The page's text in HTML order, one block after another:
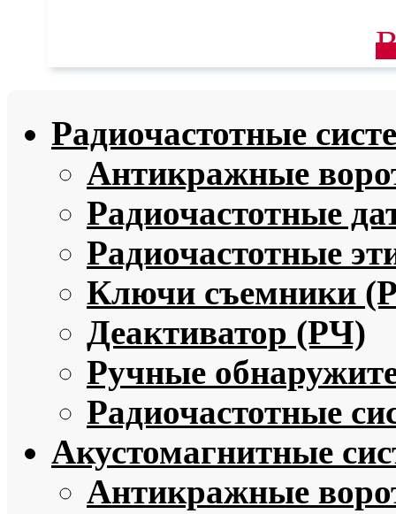
Радиочастотные
Антикражные
Радиочастотные
Радиочастотные
Ключи съемники
Деактиватор (РЧ)
Ручные
Радиочастотные
Акустомагнитные
Антикражные